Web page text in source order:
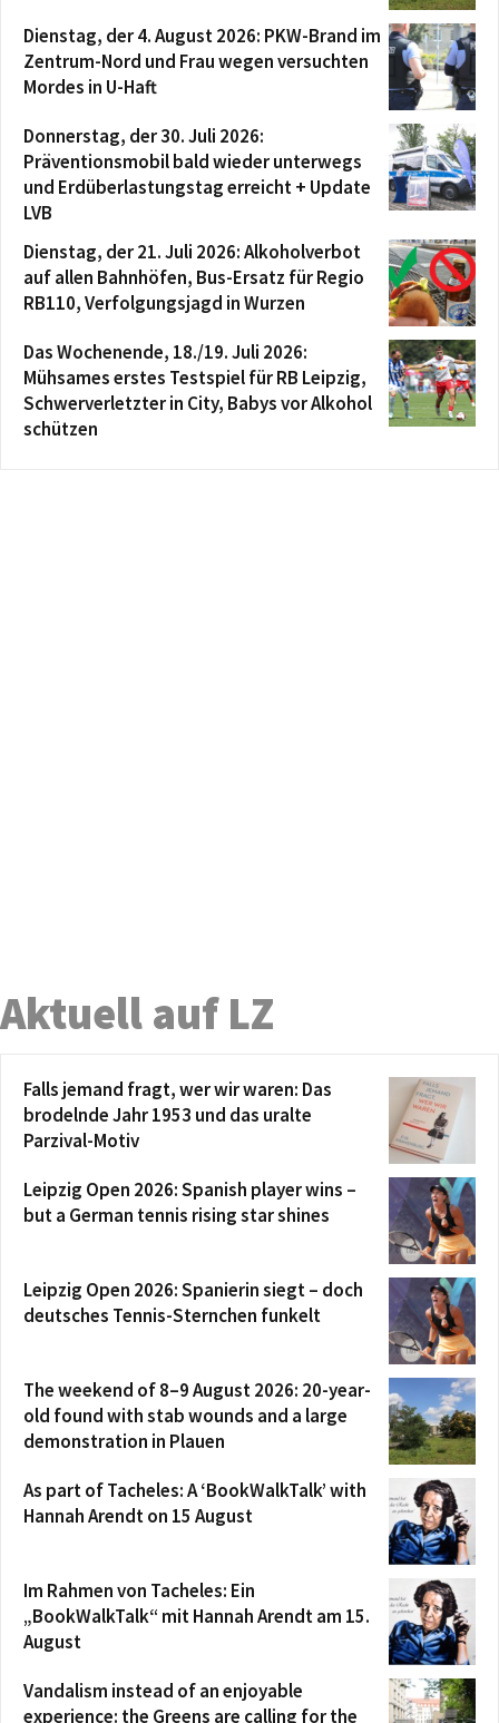
Dienstag, der 4. August 2026: PKW-Brand im
Zentrum-Nord und Frau wegen versuchten
Mordes in U-Haft
Donnerstag, der 30. Juli 2026:
Präventionsmobil bald wieder unterwegs
und Erdüberlastungstag erreicht + Update
LVB
Dienstag, der 21. Juli 2026: Alkoholverbot
auf allen Bahnhöfen, Bus-Ersatz für Regio
RB110, Verfolgungsjagd in Wurzen
Das Wochenende, 18./19. Juli 2026:
Mühsames erstes Testspiel für RB Leipzig,
Schwerverletzter in City, Babys vor Alkohol
schützen
Aktuell auf LZ
Falls jemand fragt, wer wir waren: Das
brodelnde Jahr 1953 und das uralte
Parzival-Motiv
Leipzig Open 2026: Spanish player wins –
but a German tennis rising star shines
Leipzig Open 2026: Spanierin siegt – doch
deutsches Tennis-Sternchen funkelt
The weekend of 8–9 August 2026: 20-year-
old found with stab wounds and a large
demonstration in Plauen
As part of Tacheles: A ‘BookWalkTalk’ with
Hannah Arendt on 15 August
Im Rahmen von Tacheles: Ein
„BookWalkTalk“ mit Hannah Arendt am 15.
August
Vandalism instead of an enjoyable
experience: the Greens are calling for the